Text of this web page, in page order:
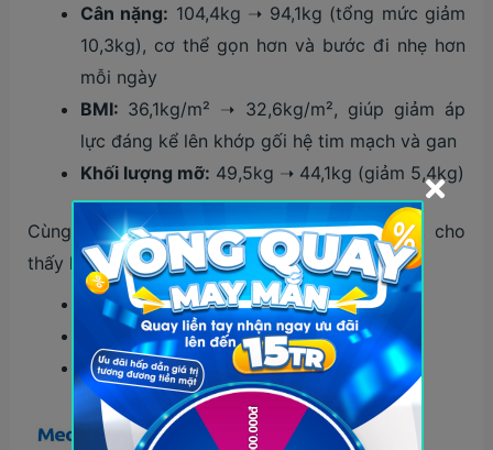
Cân nặng: 104,4kg ➝ 94,1kg (tổng mức giảm
10,3kg), cơ thể gọn hơn và bước đi nhẹ hơn
mỗi ngày
BMI: 36,1kg/m² ➝ 32,6kg/m², giúp giảm áp
lực đáng kể lên khớp gối hệ tim mạch và gan
Khối lượng mỡ: 49,5kg ➝ 44,1kg (giảm 5,4kg)
Cùng sự thu gọn vòng eo, tổng cộng 18cm, cho
thấy hiệu quả rõ rệt ở vùng bụng:
Eo trên:97,5cm ➝ 90,5cm
Eo giữa:107cm ➝ 101cm
Eo dưới:114,5cm ➝ 109,5cm